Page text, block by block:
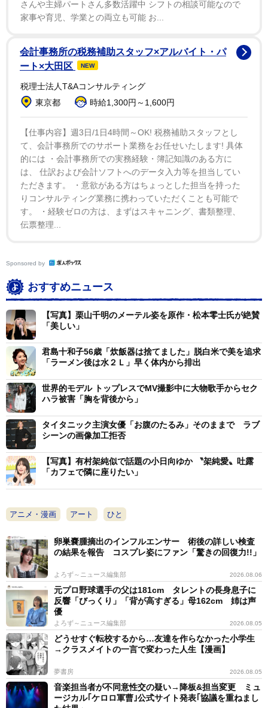
にしちゃおうと思った」と説明した。
本展では、連載当時の貴重な原画を、池田氏の作品へ
の思いや言葉を交えながら展示。開催は１１月２０日ま
で。メッセージを求められた同氏は「ついつい自分の年
齢の話になってしまうんですけど後期高齢者ですの
で・・・」と切り出し、「私が遠くない将来いなくなっ
ても、ベルサイユのばらを読んで感動してくださった思
いを子供たちに伝えてずっと受け継いていただければ」
と願いを語った。
1/8
オスカルをイメージした衣装で登場した高橋愛
トークを展開する池田理代子氏と高橋愛
さんや主婦パートさん多数活躍中 シフトの相談可能なので
家事や育児、学業との両立も可能 お...
会計事務所の税務補助スタッフ×アルバイト・パ
ート×大田区
NEW
税理士法人T&Aコンサルティング
東京都
時給1,300円～1,600円
【仕事内容】週3日/1日4時間～OK! 税務補助スタッフとし
て、会計事務所でのサポート業務をお任せいたします! 具体
的には ・会計事務所での実務経験・簿記知識のある方に
は、 仕訳および会計ソフトへのデータ入力等を担当してい
ただきます。 ・意欲がある方はちょっとした担当を持った
りコンサルティング業務に携わっていただくことも可能で
す。 ・経験ゼロの方は、まずはスキャニング、書類整理、
伝票整理...
Sponsored by
おすすめニュース
【写真】栗山千明のメーテル姿を原作・松本零士氏が絶賛
「美しい」
君島十和子56歳「炊飯器は捨てました」脱白米で美を追求
「ラーメン後は水２Ｌ」早く体内から排出
世界的モデル トップレスでMV撮影中に大物歌手からセク
ハラ被害「胸を背後から」
タイタニック主演女優「お腹のたるみ」そのままで ラブ
シーンの画像加工拒否
【写真】有村架純似で話題の小日向ゆか 〝架純愛〟吐露
「カフェで隣に座りたい」
アニメ・漫画 アート ひと
卵巣嚢腫摘出のインフルエンサー 術後の詳しい検査
の結果を報告 コスプレ姿にファン「驚きの回復力!!」
よろず～ニュース編集部 2026.08.06
元プロ野球選手の父は181cm タレントの長身息子に
反響「びっくり」「背が高すぎる」母162cm 姉は声
優
よろず～ニュース編集部 2026.08.05
どうせすぐ転校するから…友達を作らなかった小学生
→クラスメイトの一言で変わった人生【漫画】
夢書房 2026.08.05
音楽担当者が不同意性交の疑い→降板&担当変更 ミュ
ージカル｢ケロロ軍曹｣公式サイト発表｢協議を重ねまし